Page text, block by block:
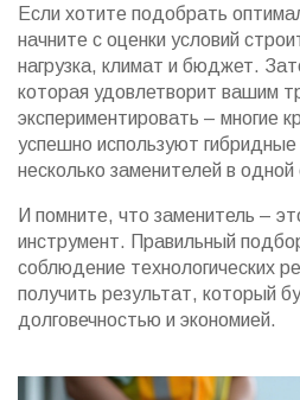
Если хотите подобрать
начните с оценки условий
нагрузка, климат и бюджет.
которая удовлетворит вашим
экспериментировать – многие
успешно используют
несколько заменителей в одной
И помните, что заменитель –
инструмент. Правильный
соблюдение технологических
получить результат, который
долговечностью и экономией.